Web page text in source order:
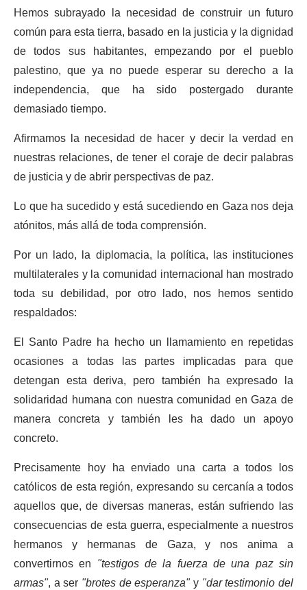
Hemos subrayado la necesidad de construir un futuro
común para esta tierra, basado en la justicia y la dignidad
de todos sus habitantes, empezando por el pueblo
palestino, que ya no puede esperar su derecho a la
independencia, que ha sido postergado durante
demasiado tiempo.
Afirmamos la necesidad de hacer y decir la verdad en
nuestras relaciones, de tener el coraje de decir palabras
de justicia y de abrir perspectivas de paz.
Lo que ha sucedido y está sucediendo en Gaza nos deja
atónitos, más allá de toda comprensión.
Por un lado, la diplomacia, la política, las instituciones
multilaterales y la comunidad internacional han mostrado
toda su debilidad, por otro lado, nos hemos sentido
respaldados:
El Santo Padre ha hecho un llamamiento en repetidas
ocasiones a todas las partes implicadas para que
detengan esta deriva, pero también ha expresado la
solidaridad humana con nuestra comunidad en Gaza de
manera concreta y también les ha dado un apoyo
concreto.
Precisamente hoy ha enviado una carta a todos los
católicos de esta región, expresando su cercanía a todos
aquellos que, de diversas maneras, están sufriendo las
consecuencias de esta guerra, especialmente a nuestros
hermanos y hermanas de Gaza, y nos anima a
convertirnos en "testigos de la fuerza de una paz sin
armas", a ser"brotes de esperanza"y"dar testimonio del